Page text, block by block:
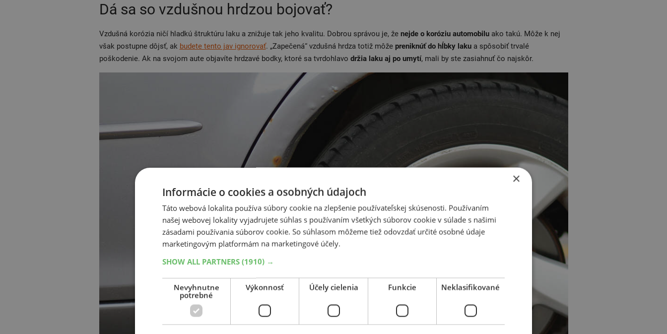
Dá sa so vzdušnou hrdzou bojovať?
Vzdušná korózia ničí hladkú štruktúru laku a znižuje tak jeho kvalitu. Dobrou správou je, ženejde o koróziu automobiluako takú. Môže k nej
však postupne dôjsť, ak budete tento jav ignorovať. „Zapečená“ vzdušná hrdza totiž môže preniknúť do hĺbky lakua spôsobiť trvalé
poškodenie. Ak na svojom aute objavíte hrdzavé bodky, ktoré sa tvrdohlavo držia laku aj po umytí, mali by ste zasiahnuť čo najskôr.
×
Informácie o cookies a osobných údajoch
Táto webová lokalita používa súbory cookie na zlepšenie používateľskej skúsenosti. Používaním
našej webovej lokality vyjadrujete súhlas s používaním všetkých súborov cookie v súlade s našimi
zásadami používania súborov cookie. So súhlasom môžeme tiež odovzdať určité osobné údaje
marketingovým platformám na marketingové účely.
SHOW ALL PARTNERS (1910) →
Nevyhnutne
potrebné
Výkonnosť Účely cielenia Funkcie Neklasifikované